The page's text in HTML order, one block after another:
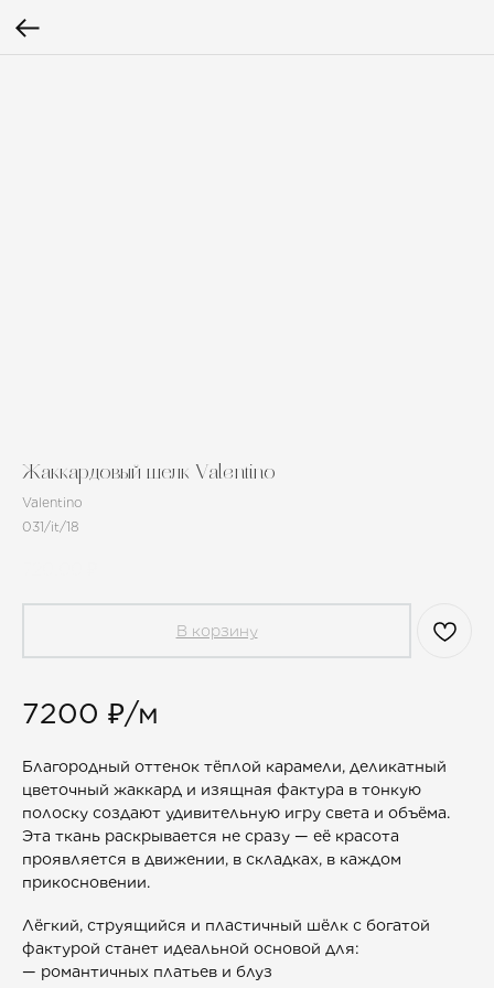
Жаккардовый шелк Valentino
Valentino
031/it/18
В корзину
7200 ₽/м
Благородный оттенок тёплой карамели, деликатный
цветочный жаккард и изящная фактура в тонкую
полоску создают удивительную игру света и объёма.
Эта ткань раскрывается не сразу — её красота
проявляется в движении, в складках, в каждом
прикосновении.
Лёгкий, струящийся и пластичный шёлк с богатой
фактурой станет идеальной основой для:
— романтичных платьев и блуз